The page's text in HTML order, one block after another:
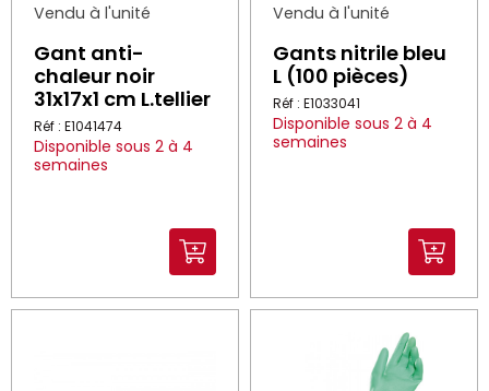
Vendu à l'unité
Gant anti-
chaleur noir
31x17x1 cm L.tellier
Réf : E1041474
Disponible sous 2 à 4
semaines
Vendu à l'unité
Gants nitrile bleu
L (100 pièces)
Réf : E1033041
Disponible sous 2 à 4
semaines